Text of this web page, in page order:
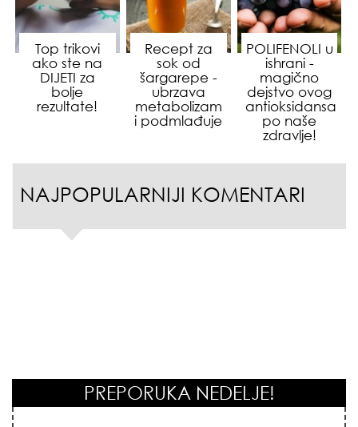
Top trikovi
ako ste na
DIJETI za
bolje
rezultate!
Recept za
sok od
šargarepe -
ubrzava
metabolizam
i podmlađuje
POLIFENOLI u
ishrani -
magično
dejstvo ovog
antioksidansa
po naše
zdravlje!
NAJPOPULARNIJI KOMENTARI
PREPORUKA NEDELJE!